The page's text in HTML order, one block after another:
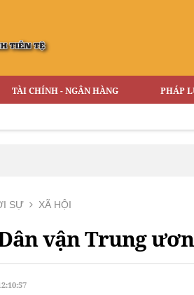
TÀI CHÍNH - NGÂN HÀNG PHÁP
SỰ XÃ HỘI
vận Trung